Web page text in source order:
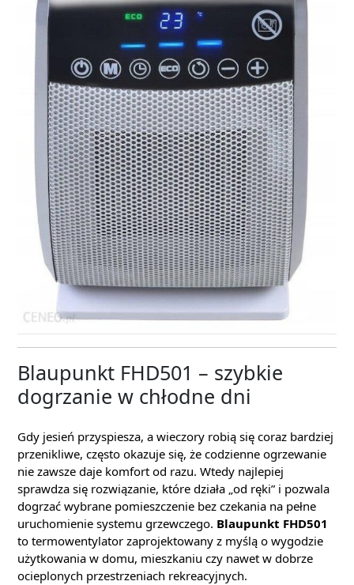
Blaupunkt FHD501 – szybkie
dogrzanie w chłodne dni
Gdy jesień przyspiesza, a wieczory robią się coraz bardziej
przenikliwe, często okazuje się, że codzienne ogrzewanie
nie zawsze daje komfort od razu. Wtedy najlepiej
sprawdza się rozwiązanie, które działa „od ręki” i pozwala
dogrzać wybrane pomieszczenie bez czekania na pełne
uruchomienie systemu grzewczego. Blaupunkt FHD501
to termowentylator zaprojektowany z myślą o wygodzie
użytkowania w domu, mieszkaniu czy nawet w dobrze
ocieplonych przestrzeniach rekreacyjnych.